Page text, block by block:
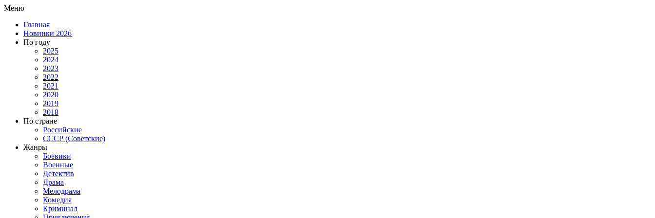
Меню
Главная
Новинки 2026
По году
2025
2024
2023
2022
2021
2020
2019
2018
По стране
Российские
СССР (Советские)
Жанры
Боевики
Военные
Детектив
Драма
Мелодрама
Комедия
Криминал